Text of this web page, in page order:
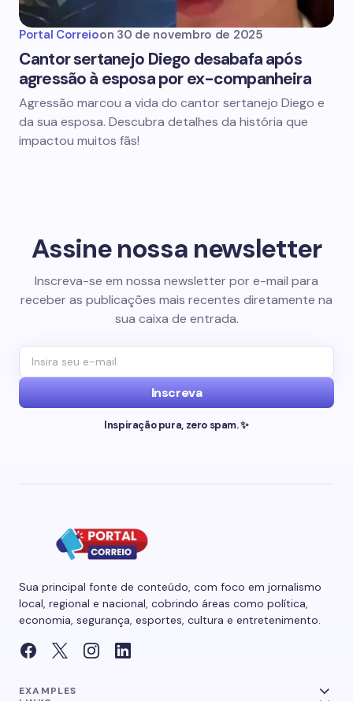
Portal Correioon 30 de novembro de 2025
Cantor sertanejo Diego desabafa após
agressão à esposa por ex-companheira
Agressão marcou a vida do cantor sertanejo Diego e
da sua esposa. Descubra detalhes da história que
impactou muitos fãs!
Assine nossa newsletter
Inscreva-se em nossa newsletter por e-mail para
receber as publicações mais recentes diretamente na
sua caixa de entrada.
Inscreva
Inspiração pura, zero spam. ✨
Sua principal fonte de conteúdo, com foco em jornalismo
local, regional e nacional, cobrindo áreas como política,
economia, segurança, esportes, cultura e entretenimento.
EXAMPLES